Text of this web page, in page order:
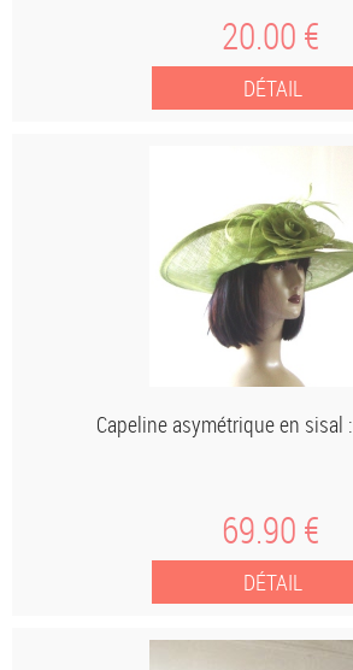
20.00 €
Capeline asymétrique en sisal
69.90 €